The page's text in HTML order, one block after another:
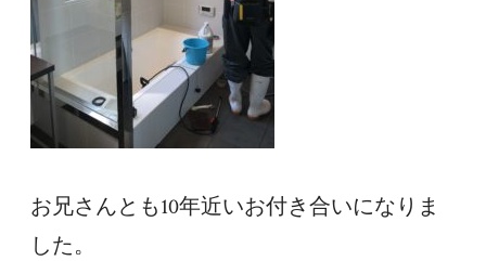
お兄さんとも10年近いお付き合いになりま
した。